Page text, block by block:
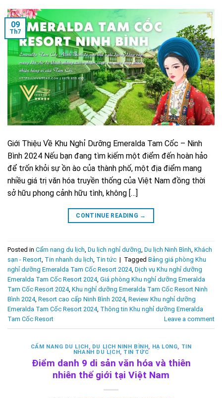
09
Th7
Giới Thiệu Về Khu Nghỉ Dưỡng Emeralda Tam Cốc – Ninh
Bình 2024 Nếu bạn đang tìm kiếm một điểm đến hoàn hảo
để trốn khỏi sự ồn ào của thành phố, một địa điểm mang
nhiều giá trị văn hóa truyền thống của Việt Nam đồng thời
sở hữu phong cảnh hữu tình, không […]
CONTINUE READING →
Posted in Cẩm nang du lịch Du lịch nghỉ dưỡng Du lịch Ninh Bình Khách
sạn - Resort Tin nhanh du lịch Tin tức | Tagged Bảng giá phòng Khu
nghỉ dưỡng Emeralda Tam Cốc Resort 2024, Dịch vụ Khu nghỉ dưỡng
Emeralda Tam Cốc Resort 2024, Giá phòng Khu nghỉ dưỡng Emeralda
Tam Cốc Resort 2024, Khu nghỉ dưỡng Emeralda Tam Cốc Resort Ninh
Bình 2024, Resort cao cấp Ninh Bình 2024, Review Khu nghỉ dưỡng
Emeralda Tam Cốc Resort 2024, Thông tin Khu nghỉ dưỡng Emeralda
Tam Cốc Resort
Leave a comment
CẨM NANG DU LỊCH DU LỊCH NINH BÌNH HẠ LONG
TIN
NHANH DU LỊCH
TIN TỨC
Điểm danh 9 di sản văn hóa và thiên
nhiên thế giới tại Việt Nam